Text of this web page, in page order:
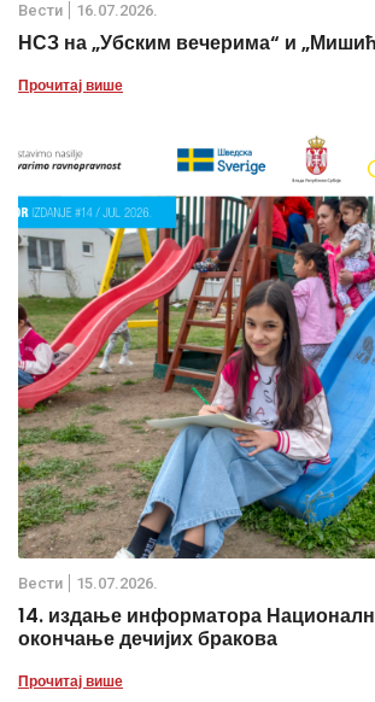
Вести 16.07.2026.
НСЗ на „Убским вечерима“ и
Прочитај више
Вести 15.07.2026.
14. издање информатора
окончање дечијих бракова
Прочитај више